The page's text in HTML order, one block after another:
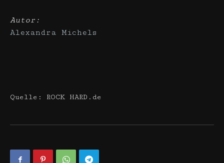
Autor:
Alexandra Michels
Quelle: ROCK HARD.de